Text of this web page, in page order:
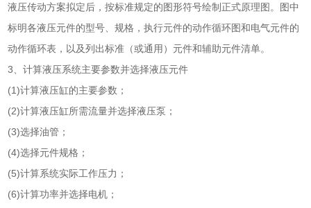
液压传动方案拟定后，按标准规定的图形符号绘制正式原理图。图中
标明各液压元件的型号、规格，执行元件的动作循环图和电气元件的
动作循环表，以及列出标准（或通用）元件和辅助元件清单。
3、计算液压系统主要参数并选择液压元件
(1)计算液压缸的主要参数；
(2)计算液压缸所需流量并选择液压泵；
(3)选择油管；
(4)选择元件规格；
(5)计算系统实际工作压力；
(6)计算功率并选择电机；